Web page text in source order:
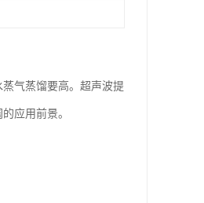
气蒸馏要高。超声波提
应用前景。